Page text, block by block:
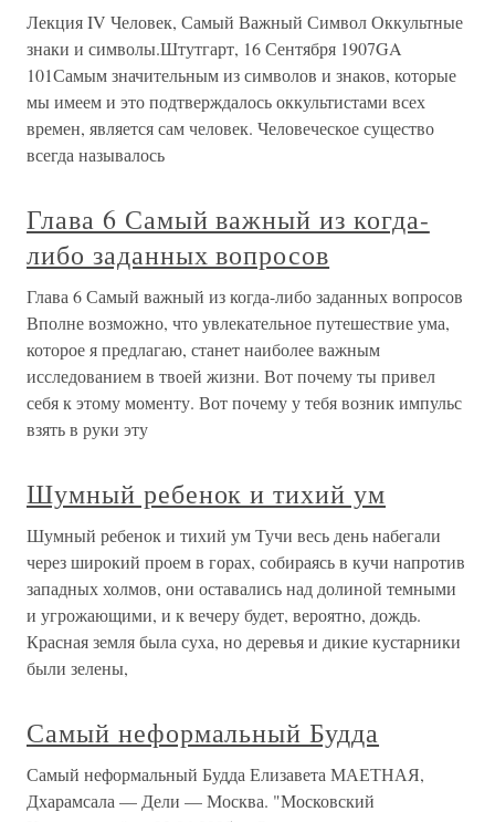
Лекция IV Человек, Самый Важный Символ Оккультные
знаки и символы.Штутгарт, 16 Сентября 1907GA
101Самым значительным из символов и знаков, которые
мы имеем и это подтверждалось оккультистами всех
времен, является сам человек. Человеческое существо
всегда называлось
Глава 6 Самый важный из когда-
либо заданных вопросов
Глава 6 Самый важный из когда-либо заданных вопросов
Вполне возможно, что увлекательное путешествие ума,
которое я предлагаю, станет наиболее важным
исследованием в твоей жизни. Вот почему ты привел
себя к этому моменту. Вот почему у тебя возник импульс
взять в руки эту
Шумный ребенок и тихий ум
Шумный ребенок и тихий ум Тучи весь день набегали
через широкий проем в горах, собираясь в кучи напротив
западных холмов, они оставались над долиной темными
и угрожающими, и к вечеру будет, вероятно, дождь.
Красная земля была суха, но деревья и дикие кустарники
были зелены,
Самый неформальный Будда
Самый неформальный Будда Елизавета МАЕТНАЯ,
Дхарамсала — Дели — Москва. "Московский